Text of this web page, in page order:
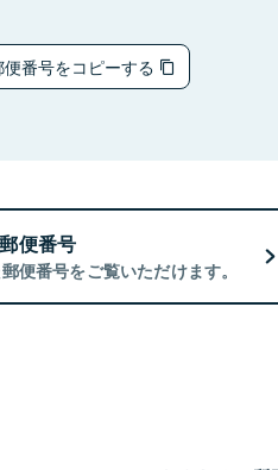
便番号をコピーする
便番号
便番号をご覧いただけます。